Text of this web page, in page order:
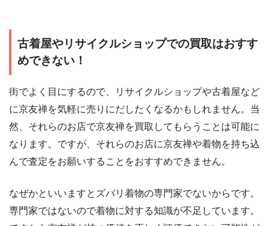
古着屋やリサイクルショップでの買取はおすす
めできない！
街でよく目にするので、リサイクルショップや古着屋など
に京友禅を気軽に売りにだしたくなるかもしれません。当
然、それらのお店で京友禅を買取してもらうことは可能に
なります。ですが、それらのお店に京友禅や着物を持ち込
んで査定をお願いすることをおすすめできません。
なぜかといいますとズバリ着物の専門家でないからです。
専門家ではないので着物に対する知識が不足しています。